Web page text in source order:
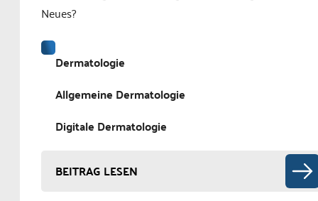
Neues?
Dermatologie
Allgemeine Dermatologie
Digitale Dermatologie
BEITRAG LESEN